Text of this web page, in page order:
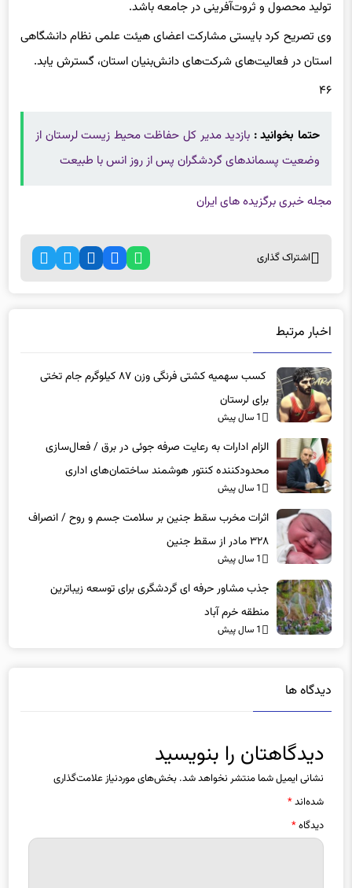
وی تصریح کرد بایستی مشارکت اعضای هیئت علمی نظام دانشگاهی
استان در فعالیت‌های شرکت‌های دانش‌بنیان استان، گسترش یابد.
۴۶
وضعیت پسماندهای گردشگران پس از روز انس با طبیعت
برای لرستان
1 سال پیش
الزام ادارات به رعایت صرفه جوئی در برق / فعال‌سازی
محدودکننده کنتور هوشمند ساختمان‌های اداری
اثرات مخرب سقط جنین بر سلامت جسم و روح / انصراف
۳۲۸ مادر از سقط جنین
1 سال پیش
جذب مشاور حرفه ای گردشگری برای توسعه زیباترین
منطقه خرم آباد
1 سال پیش
نشانی ایمیل شما منتشر نخواهد شد.بخش‌های موردنیاز علامت‌گذاری
شده‌اند*
دیدگاه*